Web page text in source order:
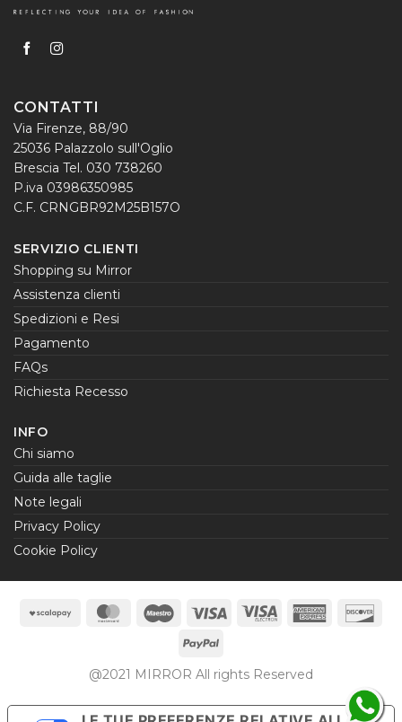
CONTATTI
Via Firenze, 88/90
25036 Palazzolo sull'Oglio
Brescia Tel. 030 738260
P.iva 03986350985
C.F. CRNGBR92M25B157O
SERVIZIO CLIENTI
Shopping su Mirror
Assistenza clienti
Spedizioni e Resi
Pagamento
FAQs
Richiesta Recesso
INFO
Chi siamo
Guida alle taglie
Note legali
Privacy Policy
Cookie Policy
Scalapay MasterCardMaestroVisa
Visa
American
PayPal
@2021 MIRROR All rights Reserved